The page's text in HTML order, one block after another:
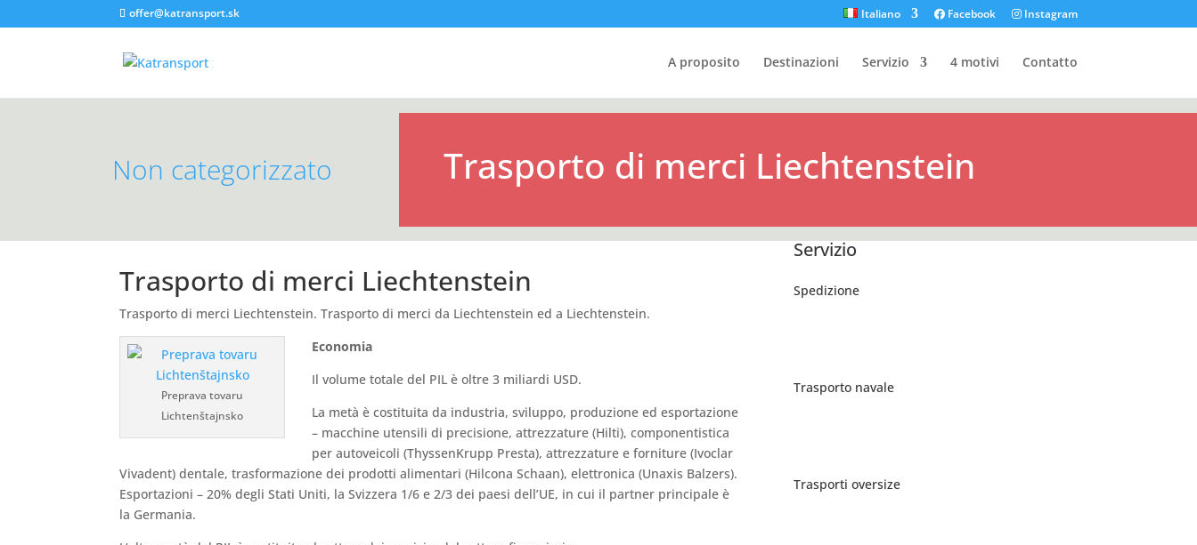
offer@katransport.sk Italiano Facebook Instagram
A proposito Destinazioni Servizio 4 motivi Contatto
Non categorizzato Trasporto di merci Liechtenstein
Trasporto di merci Liechtenstein
Trasporto di merci Liechtenstein. Trasporto di merci da Liechtenstein ed a Liechtenstein.
Preprava tovaru
Lichtenštajnsko
Economia
Il volume totale del PIL è oltre 3 miliardi USD.
La metà è costituita da industria, sviluppo, produzione ed esportazione
– macchine utensili di precisione, attrezzature (Hilti), componentistica
per autoveicoli (ThyssenKrupp Presta), attrezzature e forniture (Ivoclar
Vivadent) dentale, trasformazione dei prodotti alimentari (Hilcona Schaan), elettronica (Unaxis Balzers).
Esportazioni – 20% degli Stati Uniti, la Svizzera 1/6 e 2/3 dei paesi dell’UE, in cui il partner principale è
la Germania.
Servizio
Spedizione
Trasporto navale
Trasporti oversize